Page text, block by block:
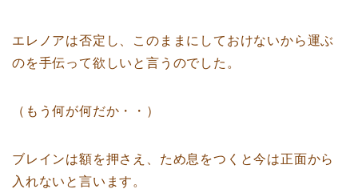
エレノアは否定し、このままにしておけないから運ぶ
のを手伝って欲しいと言うのでした。
（もう何が何だか・・）
ブレインは額を押さえ、ため息をつくと今は正面から
入れないと言います。